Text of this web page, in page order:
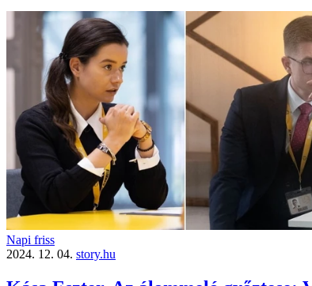
Napi friss
2024. 12. 04. story.hu